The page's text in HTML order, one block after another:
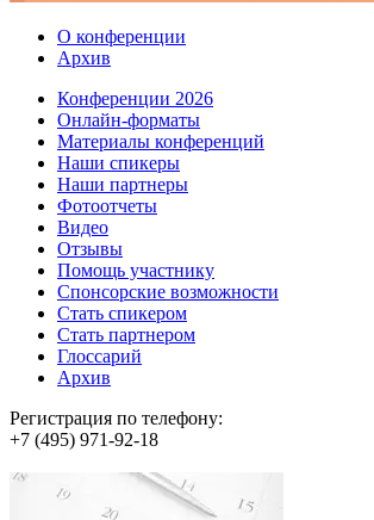
О конференции
Архив
Конференции 2026
Онлайн-форматы
Материалы конференций
Наши спикеры
Наши партнеры
Фотоотчеты
Видео
Отзывы
Помощь участнику
Спонсорские возможности
Стать спикером
Стать партнером
Глоссарий
Архив
Регистрация по телефону:
+7 (495) 971-92-18